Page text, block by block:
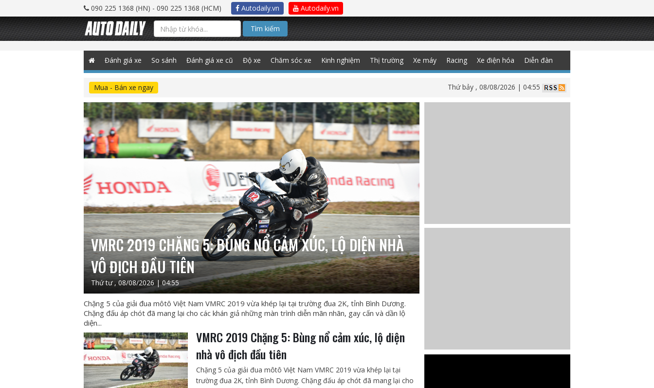
090 225 1368 (HN) - 090 225 1368 (HCM) Autodaily.vn Autodaily.vn
Tìm kiếm
Đánh giá xe So sánh Đánh giá xe cũ Độ xe Chăm sóc xe Kinh nghiệm Thị trường Xe máy Racing Xe điện hóa Diễn đàn
Mua - Bán xe ngay Thứ bảy , 08/08/2026 | 04:55
VMRC 2019 CHẶNG 5: BÙNG NỔ CẢM XÚC, LỘ DIỆN NHÀ
VÔ ĐỊCH ĐẦU TIÊN
Thứ tư , 08/08/2026 | 04:55
Chặng 5 của giải đua môtô Việt Nam VMRC 2019 vừa khép lại tại trường đua 2K, tỉnh Bình Dương.
Chặng đấu áp chót đã mang lại cho các khán giả những màn trình diễn mãn nhãn, gay cấn và dần lộ
diện...
VMRC 2019 Chặng 5: Bùng nổ cảm xúc, lộ diện
nhà vô địch đầu tiên
Chặng 5 của giải đua môtô Việt Nam VMRC 2019 vừa khép lại tại
trường đua 2K, tỉnh Bình Dương. Chặng đấu áp chót đã mang lại cho